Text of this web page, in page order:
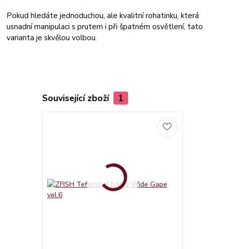
Pokud hledáte jednoduchou, ale kvalitní rohatinku, která
usnadní manipulaci s prutem i při špatném osvětlení, tato
varianta je skvělou volbou.
Související zboží 1